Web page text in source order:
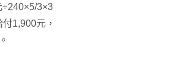
÷240×5/3×3
1,900元，